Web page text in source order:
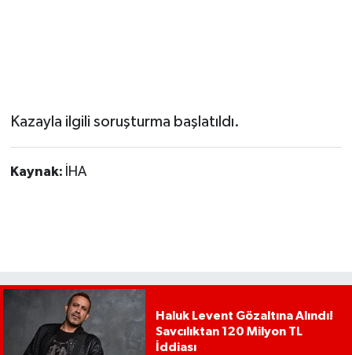
Kazayla ilgili soruşturma başlatıldı.
Kaynak: İHA
Haluk Levent Gözaltına Alındı!
Savcılıktan 120 Milyon TL
İddiası